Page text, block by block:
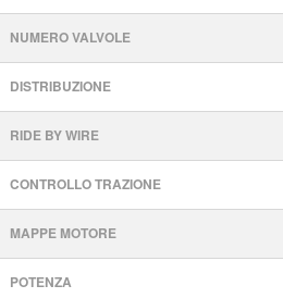
NUMERO VALVOLE
DISTRIBUZIONE
RIDE BY WIRE
CONTROLLO TRAZIONE
MAPPE MOTORE
POTENZA